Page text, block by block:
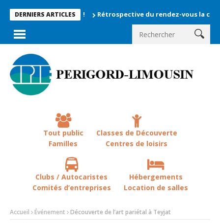
DERNIERS ARTICLESRétrospective du rendez-vous la chevêche
Tout public
Familles
Classes de Découverte
Centres de loisirs
Clubs / Autocaristes
Comités d’entreprises
Hébergements
Location de salles
Accueil Événement Découverte de l’art pariétal à Teyjat